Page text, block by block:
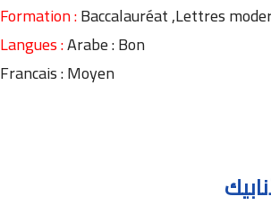
Formation :Baccalauréat ,Lettres
Langues :Arabe : Bon
Francais : Moyen